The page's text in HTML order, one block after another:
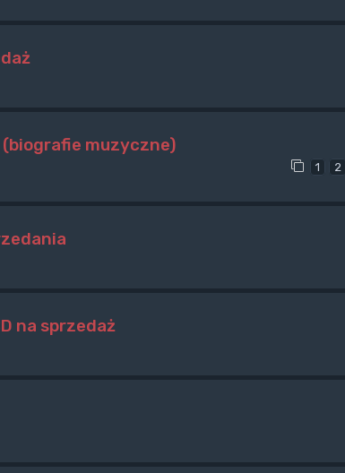
(biografie muzyczne)
1 2
na sprzedaż